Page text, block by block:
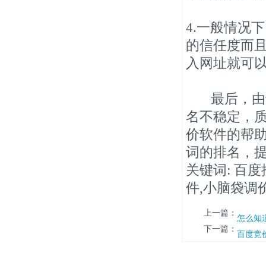
4.一般情况
的信任度而
入网址就可
最后，由
名不稳定，
价软件的帮
词的排名，
关键词: 百
件,小脑袋调
上一篇： 怎么知
下一篇： 百度竞